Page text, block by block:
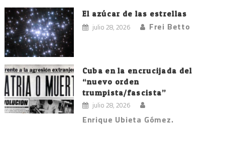
El azúcar de las estrellas
julio 28, 2026 Frei Betto
Cuba en la encrucijada del
“nuevo orden
trumpista/fascista”
julio 28, 2026
Enrique Ubieta Gómez.